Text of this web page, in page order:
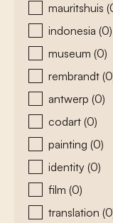
mauritshuis
indonesia (0)
museum (0)
rembrandt
antwerp (0)
codart (0)
painting (0)
identity (0)
film (0)
translation